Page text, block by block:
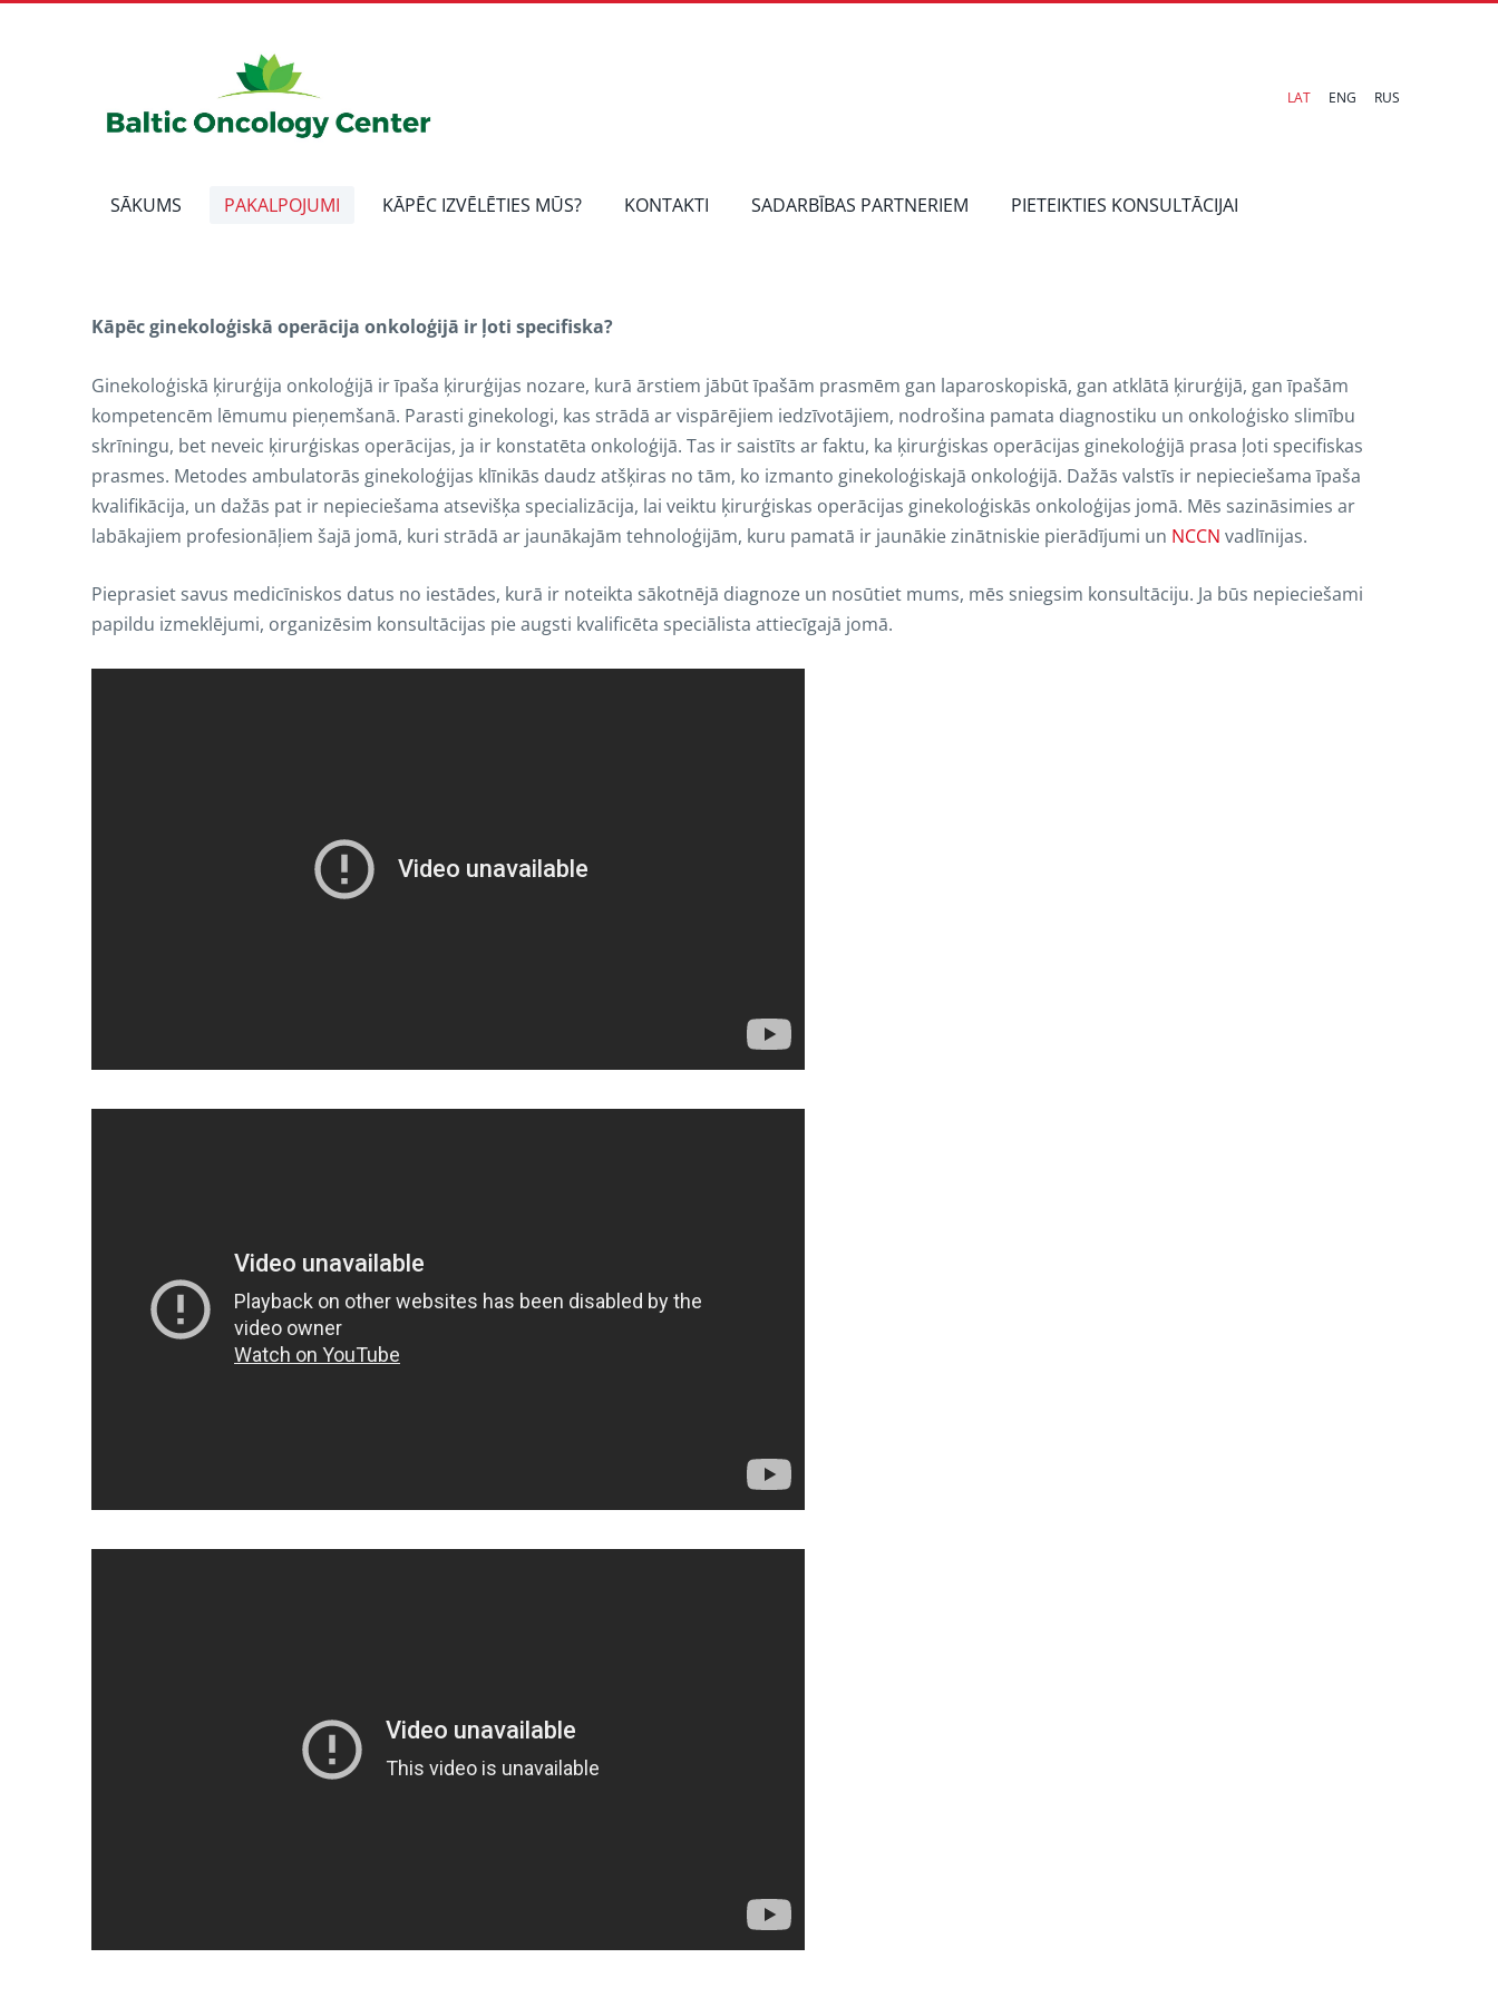
SĀKUMS PAKALPOJUMI KĀPĒC IZVĒLĒTIES MŪS? KONTAKTI SADARBĪBAS PARTNERIEM PIETEIKTIES KONSULTĀCIJAI
LAT ENG RUS
Kāpēc ginekoloģiskā operācija onkoloģijā ir ļoti specifiska?
Ginekoloģiskā ķirurģija onkoloģijā ir īpaša ķirurģijas nozare, kurā ārstiem jābūt īpašām prasmēm gan laparoskopiskā, gan atklātā ķirurģijā, gan īpašām
kompetencēm lēmumu pieņemšanā. Parasti ginekologi, kas strādā ar vispārējiem iedzīvotājiem, nodrošina pamata diagnostiku un onkoloģisko slimību
skrīningu, bet neveic ķirurģiskas operācijas, ja ir konstatēta onkoloģijā. Tas ir saistīts ar faktu, ka ķirurģiskas operācijas ginekoloģijā prasa ļoti specifiskas
prasmes. Metodes ambulatorās ginekoloģijas klīnikās daudz atšķiras no tām, ko izmanto ginekoloģiskajā onkoloģijā. Dažās valstīs ir nepieciešama īpaša
kvalifikācija, un dažās pat ir nepieciešama atsevišķa specializācija, lai veiktu ķirurģiskas operācijas ginekoloģiskās onkoloģijas jomā. Mēs sazināsimies ar
labākajiem profesionāļiem šajā jomā, kuri strādā ar jaunākajām tehnoloģijām, kuru pamatā ir jaunākie zinātniskie pierādījumi un NCCN vadlīnijas.
Pieprasiet savus medicīniskos datus no iestādes, kurā ir noteikta sākotnējā diagnoze un nosūtiet mums, mēs sniegsim konsultāciju. Ja būs nepieciešami
papildu izmeklējumi, organizēsim konsultācijas pie augsti kvalificēta speciālista attiecīgajā jomā.